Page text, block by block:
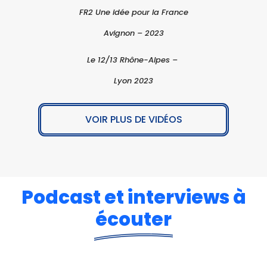
FR2 Une idée pour la France
Avignon – 2023
Le 12/13 Rhône-Alpes –
Lyon 2023
VOIR PLUS DE VIDÉOS
Podcast et interviews à
écouter